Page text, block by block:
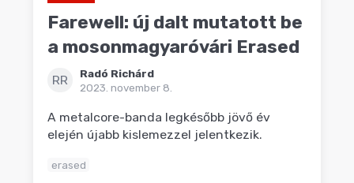
Farewell: új dalt mutatott be
a mosonmagyaróvári Erased
RR
Radó Richárd
2023. november 8.
A metalcore-banda legkésőbb jövő év
elején újabb kislemezzel jelentkezik.
erased